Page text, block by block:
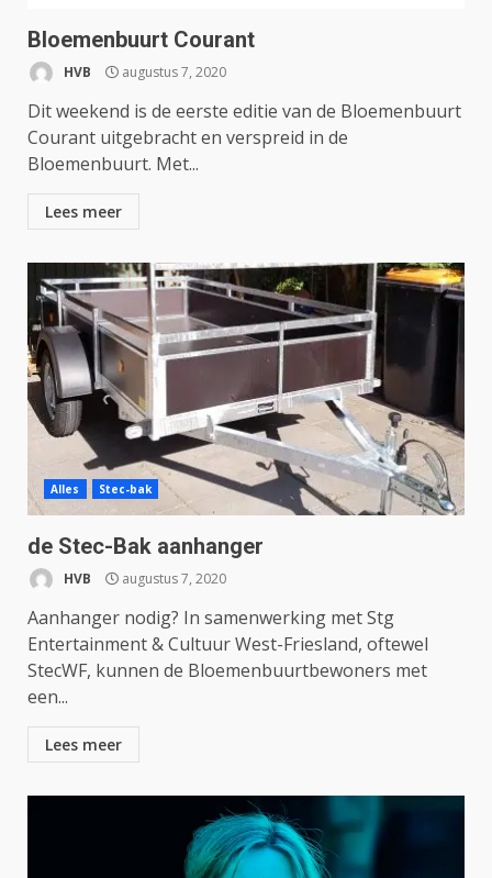
Bloemenbuurt Courant
HVB augustus 7, 2020
Dit weekend is de eerste editie van de Bloemenbuurt
Courant uitgebracht en verspreid in de
Bloemenbuurt. Met...
Lees meer
Alles Stec-bak
de Stec-Bak aanhanger
HVB augustus 7, 2020
Aanhanger nodig? In samenwerking met Stg
Entertainment & Cultuur West-Friesland, oftewel
StecWF, kunnen de Bloemenbuurtbewoners met
een...
Lees meer